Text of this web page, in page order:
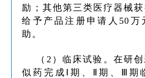
励；其他第三类医疗器械
给予产品注册申请人50万
助。
（2）临床试验。在研
似药完成Ⅰ期、Ⅱ期、Ⅲ期